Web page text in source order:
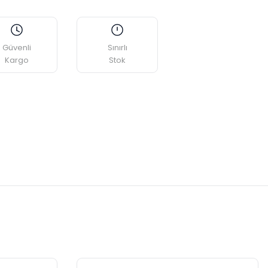
Güvenli
Kargo
Sınırlı
Stok